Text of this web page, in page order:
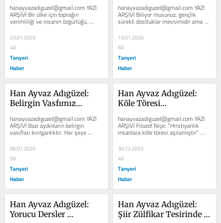
hanayvazadiguzel@gmail.com YAZI
ARŞİVİ Bir ülke için toprağın
verimliliği ve insanın özgürlüğü,
hangisi ölçüdür? Filozof...
20.01.2026
40
Tanyeri
Haber
hanayvazadiguzel@gmail.com YAZI
ARŞİVİ Biliyor musunuz, gençlik
sürekli dostluklar mevsimidir ama
13.01.2026
60
Tanyeri
Haber
Han Ayvaz Adıgüzel:
Belirgin Vasfımız…
hanayvazadiguzel@gmail.com YAZI
ARŞİVİ Bazı aydınların belirgin
vasıfları kırılganlıktır. Her şeye
kırgın! Hani bir türkü var...
06.01.2026
50
Tanyeri
Haber
Han Ayvaz Adıgüzel:
Köle Töresi…
hanayvazadiguzel@gmail.com YAZI
ARŞİVİ Filozof Niçe: “Hristiyanlık
insanlara köle töresi aşılamıştır”
30.12.2025
40
Tanyeri
Haber
Han Ayvaz Adıgüzel:
Yorucu Dersler
Han Ayvaz Adıgüzel:
Şiir Zülfikar Tesirinde